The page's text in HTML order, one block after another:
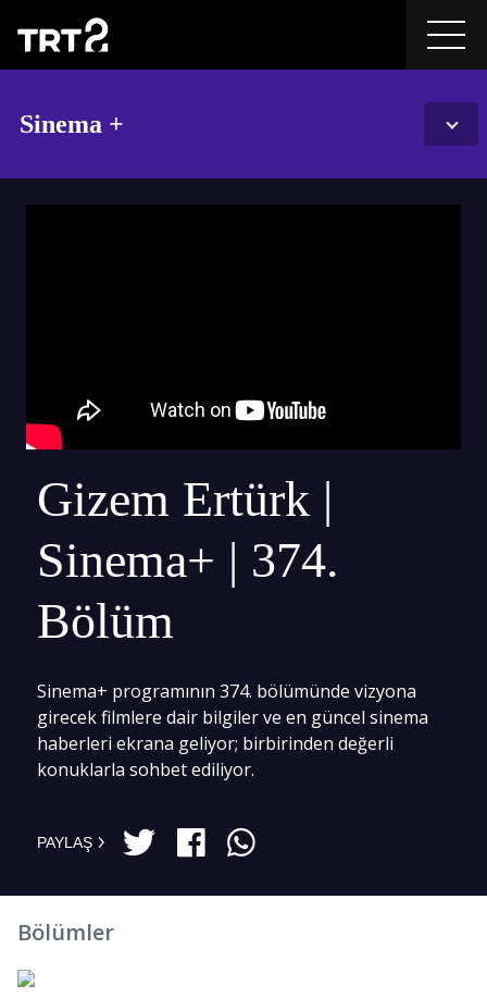
Sinema +
Gizem Ertürk |
Sinema+ | 374.
Bölüm
Sinema+ programının 374. bölümünde vizyona
girecek filmlere dair bilgiler ve en güncel sinema
haberleri ekrana geliyor; birbirinden değerli
konuklarla sohbet ediliyor.
PAYLAŞ
Bölümler